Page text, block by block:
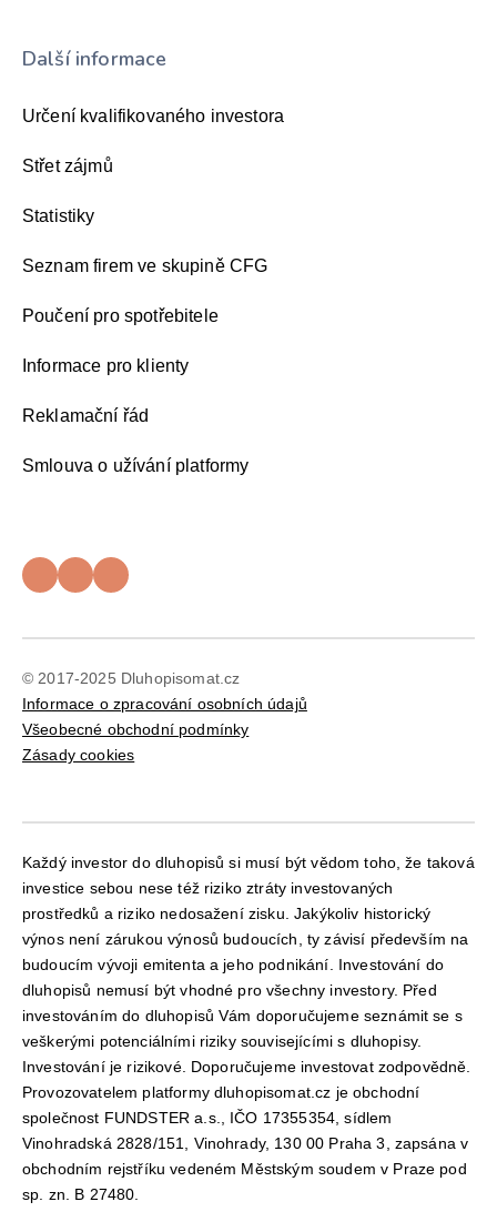
Další informace
Určení kvalifikovaného investora
Střet zájmů
Statistiky
Seznam firem ve skupině CFG
Poučení pro spotřebitele
Informace pro klienty
Reklamační řád
Smlouva o užívání platformy
© 2017-2025 Dluhopisomat.cz
Informace o zpracování osobních údajů
Všeobecné obchodní podmínky
Zásady cookies
Každý investor do dluhopisů si musí být vědom toho, že taková
investice sebou nese též riziko ztráty investovaných
prostředků a riziko nedosažení zisku. Jakýkoliv historický
výnos není zárukou výnosů budoucích, ty závisí především na
budoucím vývoji emitenta a jeho podnikání. Investování do
dluhopisů nemusí být vhodné pro všechny investory. Před
investováním do dluhopisů Vám doporučujeme seznámit se s
veškerými potenciálními riziky souvisejícími s dluhopisy.
Investování je rizikové. Doporučujeme investovat zodpovědně.
Provozovatelem platformy dluhopisomat.cz je obchodní
společnost FUNDSTER a.s., IČO 17355354, sídlem
Vinohradská 2828/151, Vinohrady, 130 00 Praha 3, zapsána v
obchodním rejstříku vedeném Městským soudem v Praze pod
sp. zn. B 27480.